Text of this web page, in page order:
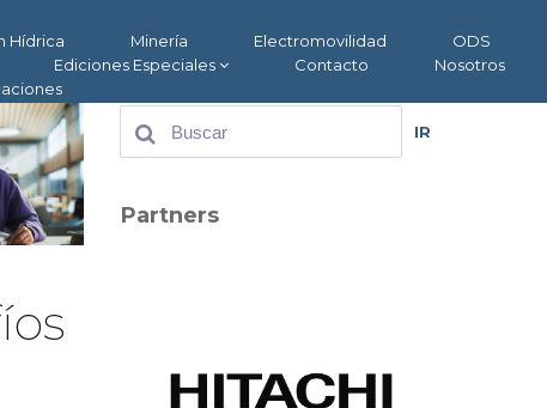
Hídrica Minería Electromovilidad
ODS
Ediciones Especiales Contacto
Nosotros
IR
Partners